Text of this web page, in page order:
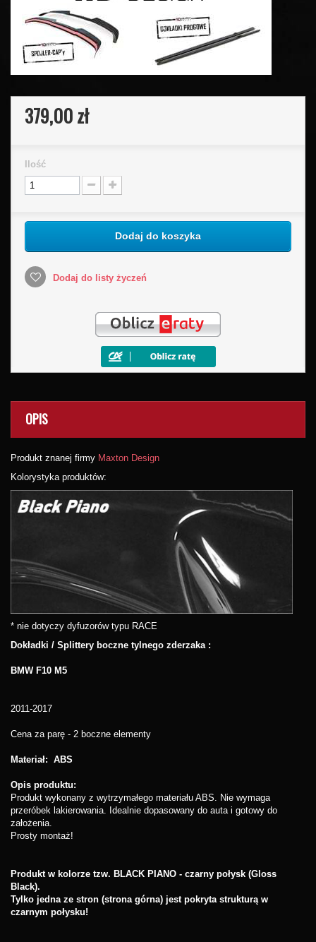
379,00 zł
Ilość
Dodaj do koszyka
Dodaj do listy życzeń
OPIS
Produkt znanej firmy Maxton Design
Kolorystyka produktów:
* nie dotyczy dyfuzorów typu RACE
Dokładki / Splittery boczne tylnego zderzaka :
BMW F10 M5
2011-2017
Cena za parę - 2 boczne elementy
Materiał: ABS
Opis produktu:
Produkt wykonany z wytrzymałego materiału ABS. Nie wymaga
przeróbek lakierowania. Idealnie dopasowany do auta i gotowy do
założenia.
Prosty montaż!
Produkt w kolorze tzw. BLACK PIANO - czarny połysk (Gloss
Black).
Tylko jedna ze stron (strona górna) jest pokryta strukturą w
czarnym połysku!